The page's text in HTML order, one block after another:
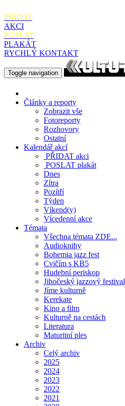
PŘIDAT
AKCI
POSLAT
PLAKÁT
RYCHLÝ KONTAKT
Toggle navigation
Články a reporty
Zobrazit vše
Fotoreporty
Rozhovory
Ostatní
Kalendář akcí
PŘIDAT akci
POSLAT plakát
Dnes
Zítra
Pozítří
Týden
Víkend(y)
Vícedenní akce
Témata
Všechna témata ZDE...
Audioknihy
Bohemia jazz fest
Cvičím s KB5
Hudební periskop
Jihočeský jazzový festival
Jíme kulturně
Kerekate
Kino a film
Kulturně na cestách
Literatura
Maturitní ples
Archiv
Celý archiv
2025
2024
2023
2022
2021